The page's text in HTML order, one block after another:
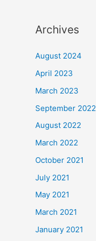
Archives
August 2024
April 2023
March 2023
September 2022
August 2022
March 2022
October 2021
July 2021
May 2021
March 2021
January 2021